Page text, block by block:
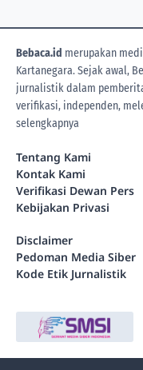
Bebaca.id merupakan
Kartanegara. Sejak awal,
jurnalistik dalam
verifikasi, independen,
selengkapnya
Tentang Kami
Kontak Kami
Verifikasi Dewan Pers
Kebijakan Privasi
Disclaimer
Pedoman Media Siber
Kode Etik Jurnalistik